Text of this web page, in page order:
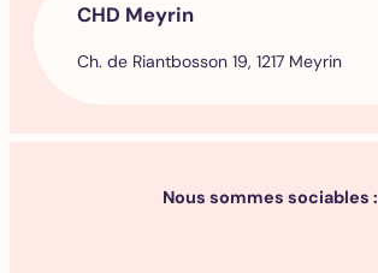
CHD Meyrin
Ch. de Riantbosson 19, 1217 Meyrin
Nous sommes sociables :